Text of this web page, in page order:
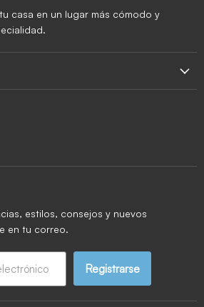
casa en un lugar más cómodo y
electrónico
en Facebook
en Instagram
estilos, consejos y nuevos
en tu correo.
Registrarse